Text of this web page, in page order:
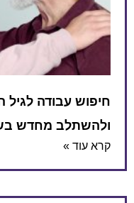
חיפוש עבודה
ולהשתלב מחדש
קרא עוד »